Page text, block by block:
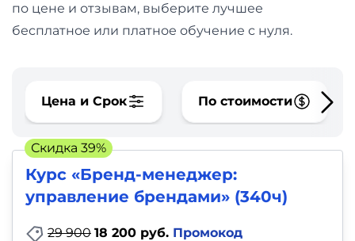
по цене и отзывам, выберите лучшее
бесплатное или платное обучение с нуля.
Цена и Срок По стоимости
Курс «Бренд-менеджер:
управление брендами» (340ч)
29 900 18 200 руб. Промокод
Скидка 39%
Аналитика
фото,
аудио
Маркетинг
Иностранный
язык